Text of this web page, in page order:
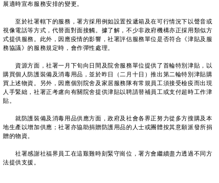
展適時宣布服務安排的變更。
至於社署轄下的服務，署方採用例如設置投遞箱及在可行情況下以聲音或
視像電話等方式，代替面對面接觸。據了解，不少非政府機構亦正採用類似方
式提供服務。此外，因應疫情的影響，社署評估服務單位是否符合《津貼及服
務協議》的服務規定時，會作彈性處理。
資源方面，社署一月下旬向日間及院舍服務單位提供了首輪特別津貼，以
購買個人防護裝備及消毒用品，並於昨日（二月十日）推出第二輪特別津貼購
買上述物資。另外，因應個別院舍及家居服務隊有常規員工須接受檢疫而出現
人手緊絀，社署正考慮向有關院舍提供津貼以聘請替補員工或支付超時工作津
貼。
就防護裝備及消毒用品供應方面，政府及社會各界正努力從多方搜購及本
地生產以增加供應；社署亦協助捐贈防護用品的人士或團體按其意願派發所捐
贈的物資。
社署感謝社福界員工在這艱難時刻緊守崗位，署方會繼續盡力透過不同方
法提供支援。